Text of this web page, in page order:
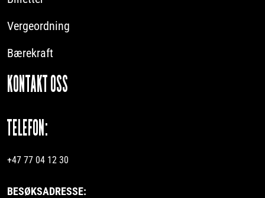
Vergeordning
Bærekraft
KONTAKT OSS
TELEFON:
+47 77 04 12 30
BESØKSADRESSE: